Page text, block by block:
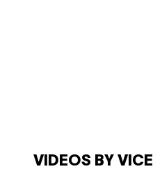
VIDEOS BY VICE